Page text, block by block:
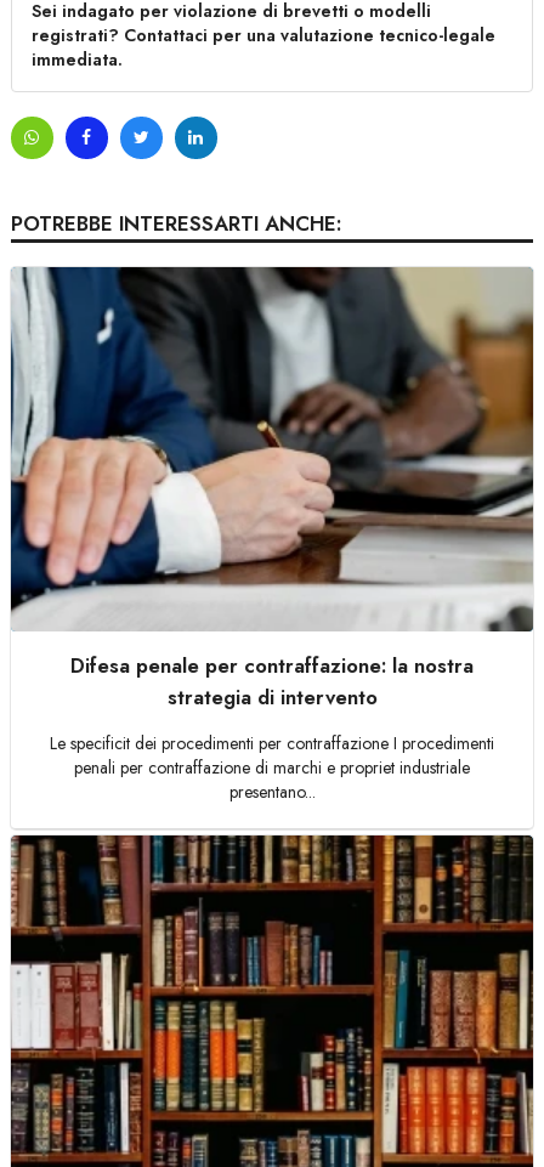
Sei indagato per violazione di brevetti o modelli
registrati? Contattaci per una valutazione tecnico-legale
immediata.
POTREBBE INTERESSARTI ANCHE:
Difesa penale per contraffazione: la nostra
strategia di intervento
Le specificit dei procedimenti per contraffazione I procedimenti
penali per contraffazione di marchi e propriet industriale
presentano...